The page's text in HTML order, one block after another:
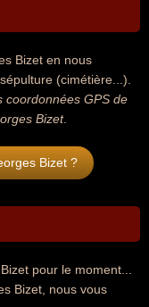
Bizet en nous
(cimétière...).
coordonnées GPS de
Bizet.
Bizet ?
pour le moment...
Bizet, nous vous